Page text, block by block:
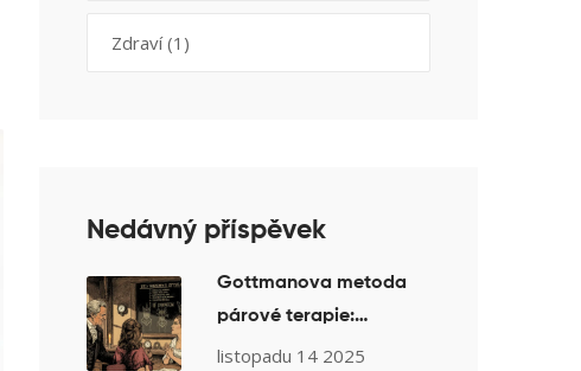
Zdraví(1)
Nedávný příspěvek
Gottmanova metoda
párové terapie:
Vědecky ověřený
listopadu 14 2025